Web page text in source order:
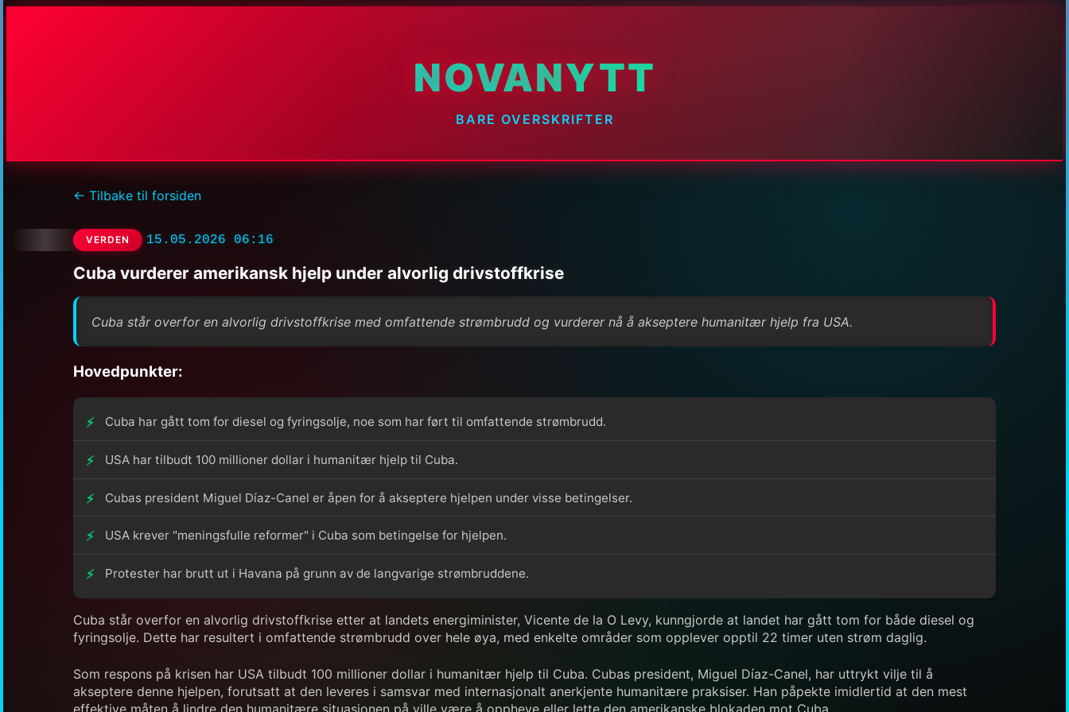
NOVANYTT
BARE OVERSKRIFTER
← Tilbake til forsiden
VERDEN 15.05.2026 06:16
Cuba vurderer amerikansk hjelp under alvorlig drivstoffkrise
Cuba står overfor en alvorlig drivstoffkrise med omfattende strømbrudd og vurderer nå å akseptere humanitær hjelp fra USA.
Hovedpunkter:
Cuba har gått tom for diesel og fyringsolje, noe som har ført til omfattende strømbrudd.
USA har tilbudt 100 millioner dollar i humanitær hjelp til Cuba.
Cubas president Miguel Díaz-Canel er åpen for å akseptere hjelpen under visse betingelser.
USA krever "meningsfulle reformer" i Cuba som betingelse for hjelpen.
Protester har brutt ut i Havana på grunn av de langvarige strømbruddene.
Cuba står overfor en alvorlig drivstoffkrise etter at landets energiminister, Vicente de la O Levy, kunngjorde at landet har gått tom for både diesel og
fyringsolje. Dette har resultert i omfattende strømbrudd over hele øya, med enkelte områder som opplever opptil 22 timer uten strøm daglig.
Som respons på krisen har USA tilbudt 100 millioner dollar i humanitær hjelp til Cuba. Cubas president, Miguel Díaz-Canel, har uttrykt vilje til å
akseptere denne hjelpen, forutsatt at den leveres i samsvar med internasjonalt anerkjente humanitære praksiser. Han påpekte imidlertid at den mest
effektive måten å lindre den humanitære situasjonen på ville være å oppheve eller lette den amerikanske blokaden mot Cuba.